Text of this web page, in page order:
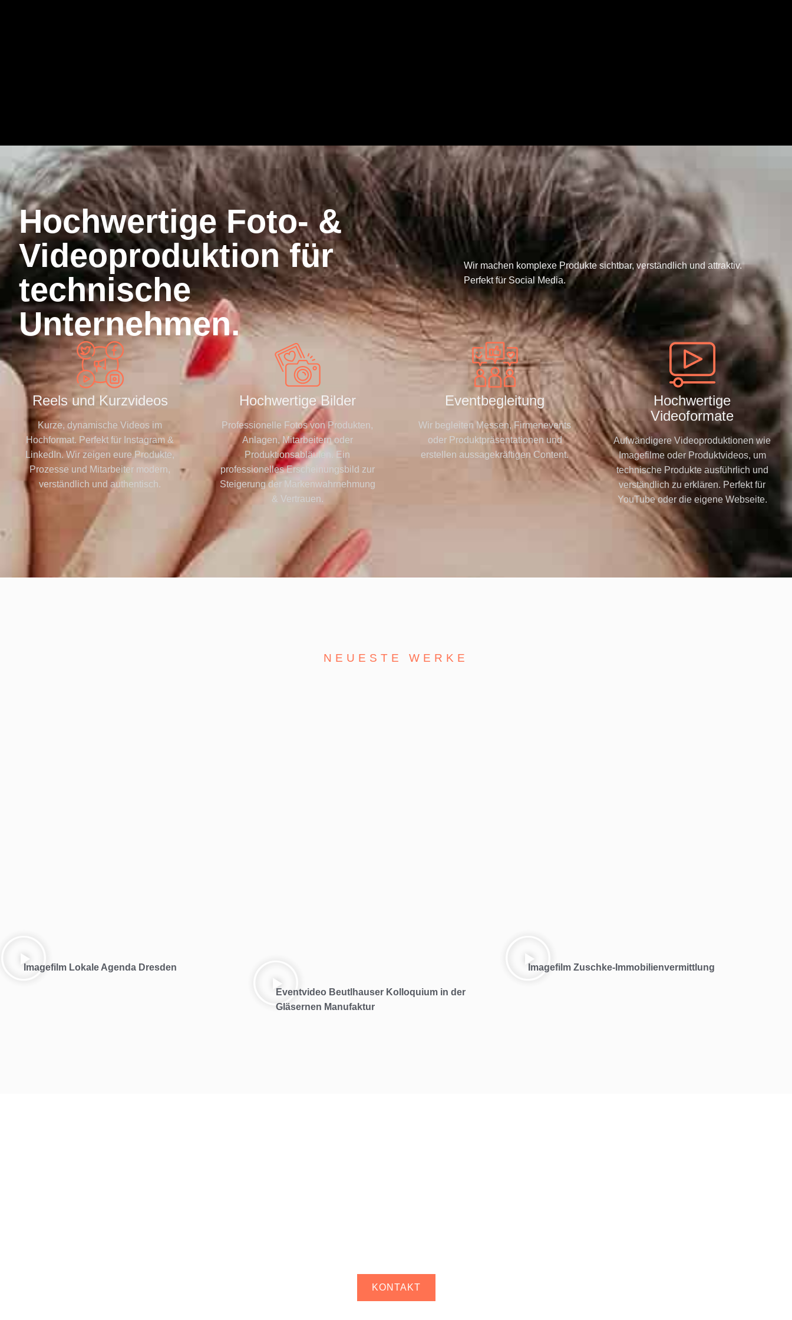
Hochwertige Foto- &
Videoproduktion für
technische
Unternehmen.
Wir machen komplexe Produkte sichtbar, verständlich und attraktiv.
Perfekt für Social Media.
Reels und Kurzvideos
Kurze, dynamische Videos im
Hochformat. Perfekt für Instagram &
LinkedIn. Wir zeigen eure Produkte,
Prozesse und Mitarbeiter modern,
verständlich und authentisch.
Hochwertige Bilder
Professionelle Fotos von Produkten,
Anlagen, Mitarbeitern oder
Produktionsabläufen. Ein
professionelles Erscheinungsbild zur
Steigerung der Markenwahrnehmung
& Vertrauen.
Eventbegleitung
Wir begleiten Messen, Firmenevents
oder Produktpräsentationen und
erstellen aussagekräftigen Content.
Hochwertige
Videoformate
Aufwändigere Videoproduktionen wie
Imagefilme oder Produktvideos, um
technische Produkte ausführlich und
verständlich zu erklären. Perfekt für
YouTube oder die eigene Webseite.
NEUESTE WERKE
Imagefilm Lokale Agenda Dresden
Eventvideo Beutlhauser Kolloquium in der
Gläsernen Manufaktur
Imagefilm Zuschke-Immobilienvermittlung
KONTAKT